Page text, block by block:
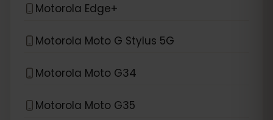
Motorola Edge+
Motorola Moto G Stylus 5G
Motorola Moto G34
Motorola Moto G35